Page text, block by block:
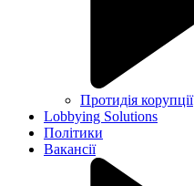
Протидія корупції
Lobbying Solutions
Політики
Вакансії